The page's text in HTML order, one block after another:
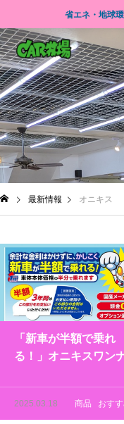
省エネ・地球
最新情報 オニキス
「新車が半額で乗れ
る！」オニキスワン
2025.03.18 商品 おす